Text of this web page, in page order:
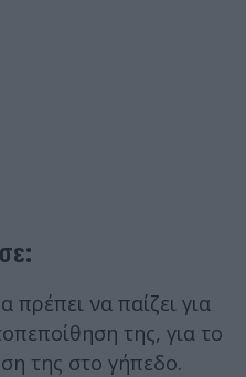
πρέπει να παίζει για
της, για το
της στο γήπεδο.